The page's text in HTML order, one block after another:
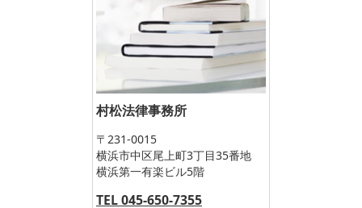
村松法律事務所
〒231-0015
横浜市中区尾上町3丁目35番地
横浜第一有楽ビル5階
TEL 045-650-7355